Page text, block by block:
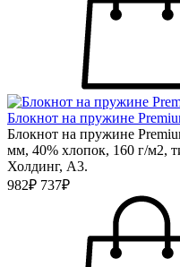
Блокнот на пружине
Блокнот на пружине
мм, 40% хлопок, 160 г/м2,
Холдинг, А3.
982₽ 737₽